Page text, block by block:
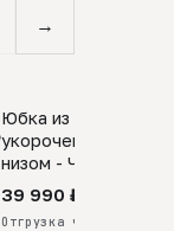
→
ПРЕДЗАКАЗ
Юбка из
укороченная с
низом - Черный
39 990 ₽
Отгрузка через 25 дней